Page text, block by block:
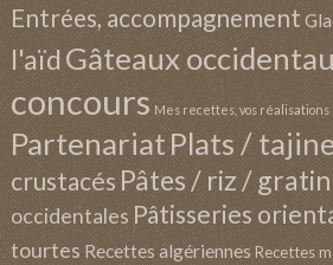
Entrées, accompagnement
l'aïdGâteaux
concours Mes recettes, vos réalisations
Partenariat Plats /
crustacés Pâtes / riz / gratin
occidentales Pâtisseries
tourtes Recettes algériennes Recettes